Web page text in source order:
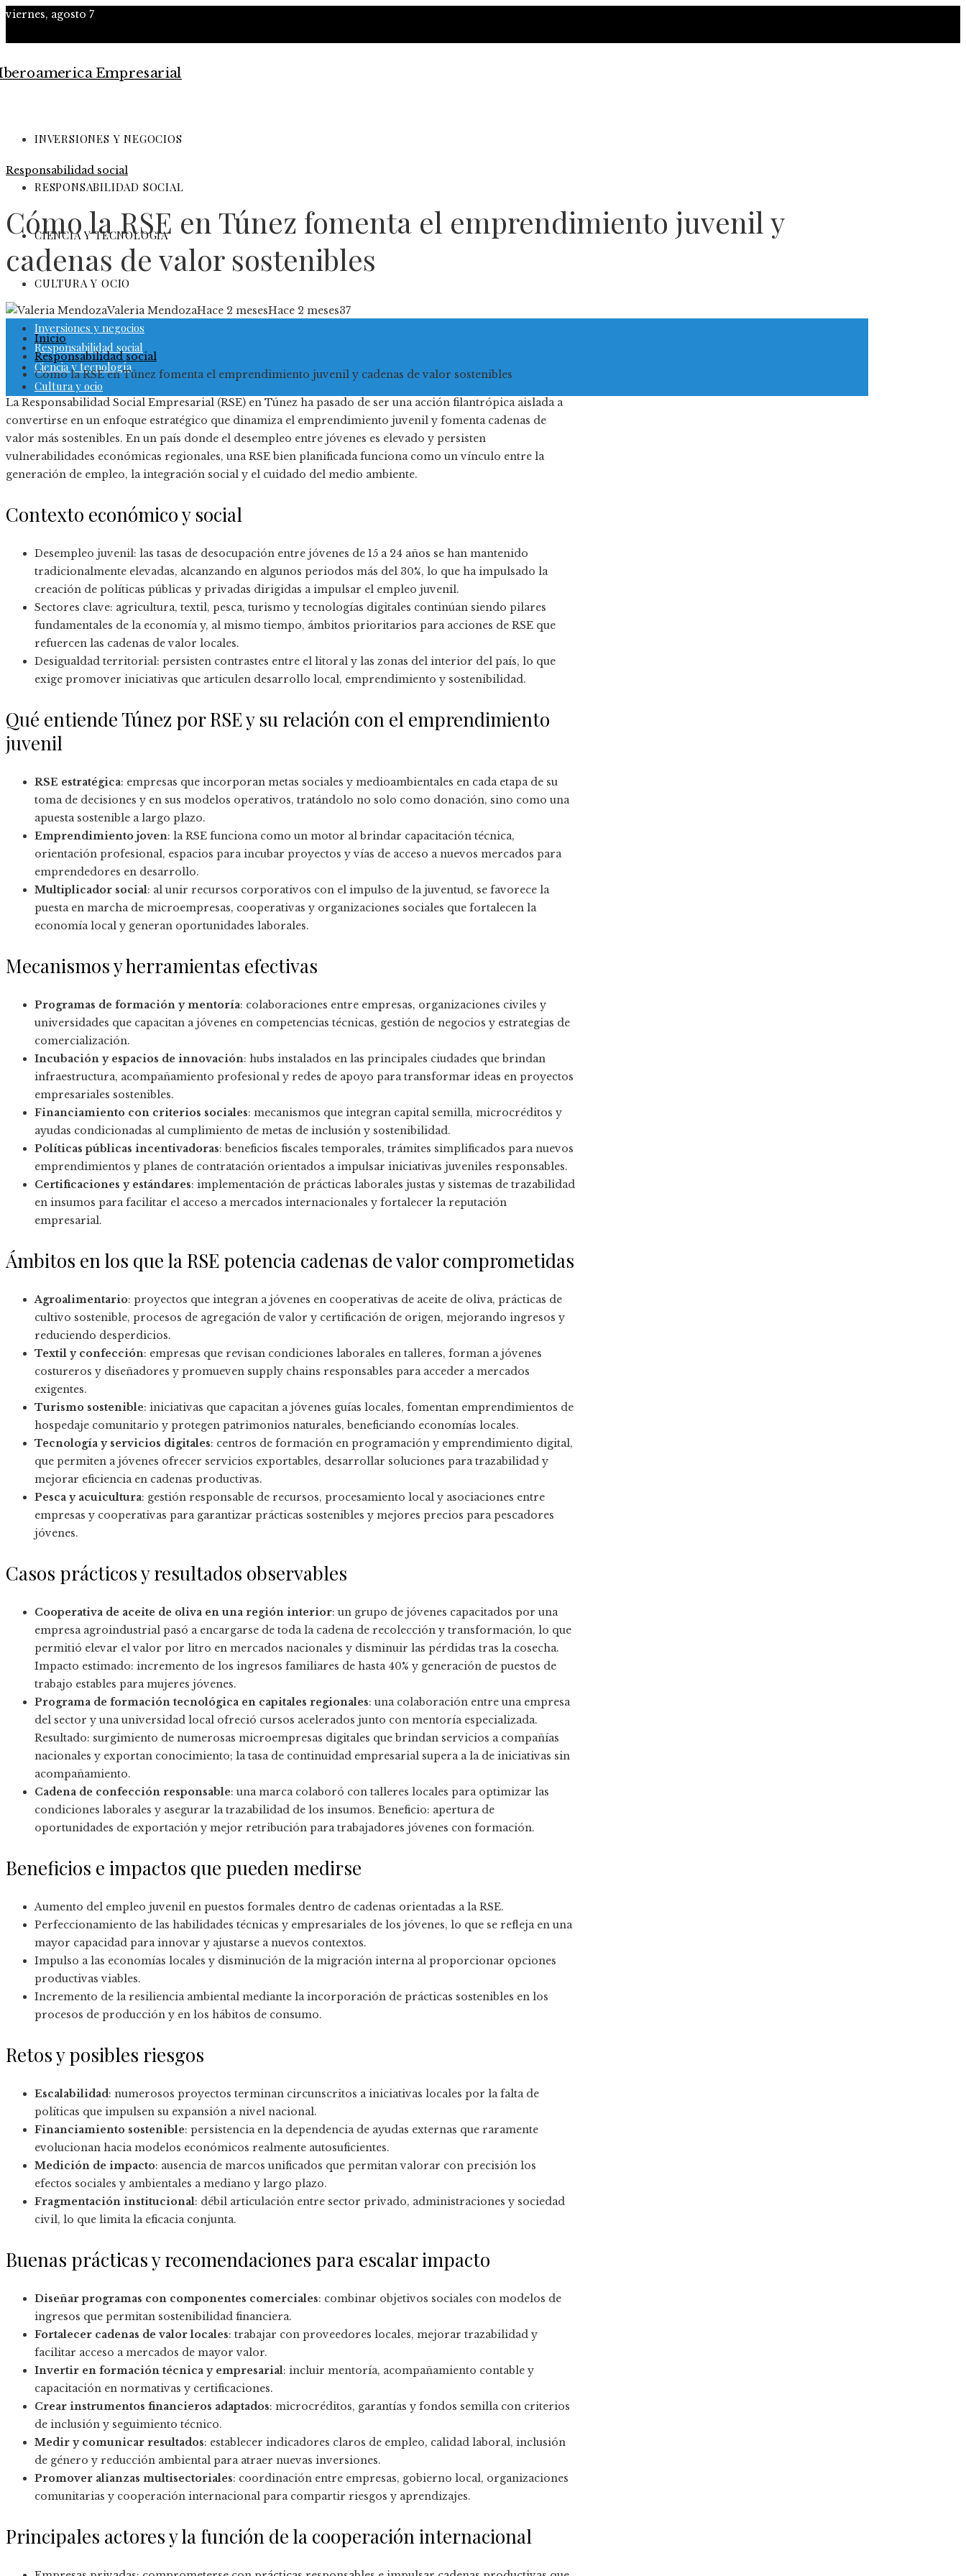
viernes, agosto 7
INVERSIONES Y NEGOCIOS
RESPONSABILIDAD SOCIAL
CIENCIA Y TECNOLOGÍA
CULTURA Y OCIO
Inversiones y negocios
Responsabilidad social
Ciencia y tecnología
Cultura y ocio
Responsabilidad social
Cómo la RSE en Túnez fomenta el emprendimiento juvenil y
cadenas de valor sostenibles
Valeria MendozaHace 2 mesesHace 2 meses37
Inicio
Responsabilidad social
Cómo la RSE en Túnez fomenta el emprendimiento juvenil y cadenas de valor sostenibles
La Responsabilidad Social Empresarial (RSE) en Túnez ha pasado de ser una acción filantrópica aislada a
convertirse en un enfoque estratégico que dinamiza el emprendimiento juvenil y fomenta cadenas de
valor más sostenibles. En un país donde el desempleo entre jóvenes es elevado y persisten
vulnerabilidades económicas regionales, una RSE bien planificada funciona como un vínculo entre la
generación de empleo, la integración social y el cuidado del medio ambiente.
Contexto económico y social
Desempleo juvenil: las tasas de desocupación entre jóvenes de 15 a 24 años se han mantenido
tradicionalmente elevadas, alcanzando en algunos periodos más del 30%, lo que ha impulsado la
creación de políticas públicas y privadas dirigidas a impulsar el empleo juvenil.
Sectores clave: agricultura, textil, pesca, turismo y tecnologías digitales continúan siendo pilares
fundamentales de la economía y, al mismo tiempo, ámbitos prioritarios para acciones de RSE que
refuercen las cadenas de valor locales.
Desigualdad territorial: persisten contrastes entre el litoral y las zonas del interior del país, lo que
exige promover iniciativas que articulen desarrollo local, emprendimiento y sostenibilidad.
Qué entiende Túnez por RSE y su relación con el emprendimiento
juvenil
RSE estratégica: empresas que incorporan metas sociales y medioambientales en cada etapa de su
toma de decisiones y en sus modelos operativos, tratándolo no solo como donación, sino como una
apuesta sostenible a largo plazo.
Emprendimiento joven: la RSE funciona como un motor al brindar capacitación técnica,
orientación profesional, espacios para incubar proyectos y vías de acceso a nuevos mercados para
emprendedores en desarrollo.
Multiplicador social: al unir recursos corporativos con el impulso de la juventud, se favorece la
puesta en marcha de microempresas, cooperativas y organizaciones sociales que fortalecen la
economía local y generan oportunidades laborales.
Mecanismos y herramientas efectivas
Programas de formación y mentoría: colaboraciones entre empresas, organizaciones civiles y
universidades que capacitan a jóvenes en competencias técnicas, gestión de negocios y estrategias de
comercialización.
Incubación y espacios de innovación: hubs instalados en las principales ciudades que brindan
infraestructura, acompañamiento profesional y redes de apoyo para transformar ideas en proyectos
empresariales sostenibles.
Financiamiento con criterios sociales: mecanismos que integran capital semilla, microcréditos y
ayudas condicionadas al cumplimiento de metas de inclusión y sostenibilidad.
Políticas públicas incentivadoras: beneficios fiscales temporales, trámites simplificados para nuevos
emprendimientos y planes de contratación orientados a impulsar iniciativas juveniles responsables.
Certificaciones y estándares: implementación de prácticas laborales justas y sistemas de trazabilidad
en insumos para facilitar el acceso a mercados internacionales y fortalecer la reputación
empresarial.
Ámbitos en los que la RSE potencia cadenas de valor comprometidas
Agroalimentario: proyectos que integran a jóvenes en cooperativas de aceite de oliva, prácticas de
cultivo sostenible, procesos de agregación de valor y certificación de origen, mejorando ingresos y
reduciendo desperdicios.
Textil y confección: empresas que revisan condiciones laborales en talleres, forman a jóvenes
costureros y diseñadores y promueven supply chains responsables para acceder a mercados
exigentes.
Turismo sostenible: iniciativas que capacitan a jóvenes guías locales, fomentan emprendimientos de
hospedaje comunitario y protegen patrimonios naturales, beneficiando economías locales.
Tecnología y servicios digitales: centros de formación en programación y emprendimiento digital,
que permiten a jóvenes ofrecer servicios exportables, desarrollar soluciones para trazabilidad y
mejorar eficiencia en cadenas productivas.
Pesca y acuicultura: gestión responsable de recursos, procesamiento local y asociaciones entre
empresas y cooperativas para garantizar prácticas sostenibles y mejores precios para pescadores
jóvenes.
Casos prácticos y resultados observables
Cooperativa de aceite de oliva en una región interior: un grupo de jóvenes capacitados por una
empresa agroindustrial pasó a encargarse de toda la cadena de recolección y transformación, lo que
permitió elevar el valor por litro en mercados nacionales y disminuir las pérdidas tras la cosecha.
Impacto estimado: incremento de los ingresos familiares de hasta 40% y generación de puestos de
trabajo estables para mujeres jóvenes.
Programa de formación tecnológica en capitales regionales: una colaboración entre una empresa
del sector y una universidad local ofreció cursos acelerados junto con mentoría especializada.
Resultado: surgimiento de numerosas microempresas digitales que brindan servicios a compañías
nacionales y exportan conocimiento; la tasa de continuidad empresarial supera a la de iniciativas sin
acompañamiento.
Cadena de confección responsable: una marca colaboró con talleres locales para optimizar las
condiciones laborales y asegurar la trazabilidad de los insumos. Beneficio: apertura de
oportunidades de exportación y mejor retribución para trabajadores jóvenes con formación.
Beneficios e impactos que pueden medirse
Aumento del empleo juvenil en puestos formales dentro de cadenas orientadas a la RSE.
Perfeccionamiento de las habilidades técnicas y empresariales de los jóvenes, lo que se refleja en una
mayor capacidad para innovar y ajustarse a nuevos contextos.
Impulso a las economías locales y disminución de la migración interna al proporcionar opciones
productivas viables.
Incremento de la resiliencia ambiental mediante la incorporación de prácticas sostenibles en los
procesos de producción y en los hábitos de consumo.
Retos y posibles riesgos
Escalabilidad: numerosos proyectos terminan circunscritos a iniciativas locales por la falta de
políticas que impulsen su expansión a nivel nacional.
Financiamiento sostenible: persistencia en la dependencia de ayudas externas que raramente
evolucionan hacia modelos económicos realmente autosuficientes.
Medición de impacto: ausencia de marcos unificados que permitan valorar con precisión los
efectos sociales y ambientales a mediano y largo plazo.
Fragmentación institucional: débil articulación entre sector privado, administraciones y sociedad
civil, lo que limita la eficacia conjunta.
Buenas prácticas y recomendaciones para escalar impacto
Diseñar programas con componentes comerciales: combinar objetivos sociales con modelos de
ingresos que permitan sostenibilidad financiera.
Fortalecer cadenas de valor locales: trabajar con proveedores locales, mejorar trazabilidad y
facilitar acceso a mercados de mayor valor.
Invertir en formación técnica y empresarial: incluir mentoría, acompañamiento contable y
capacitación en normativas y certificaciones.
Crear instrumentos financieros adaptados: microcréditos, garantías y fondos semilla con criterios
de inclusión y seguimiento técnico.
Medir y comunicar resultados: establecer indicadores claros de empleo, calidad laboral, inclusión
de género y reducción ambiental para atraer nuevas inversiones.
Promover alianzas multisectoriales: coordinación entre empresas, gobierno local, organizaciones
comunitarias y cooperación internacional para compartir riesgos y aprendizajes.
Principales actores y la función de la cooperación internacional